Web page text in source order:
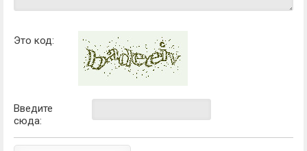
Это код:
Введите
сюда: